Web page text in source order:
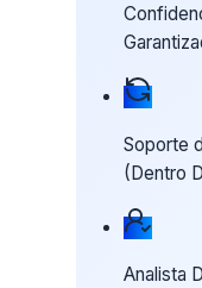
Soporte
(Dentro
Analista